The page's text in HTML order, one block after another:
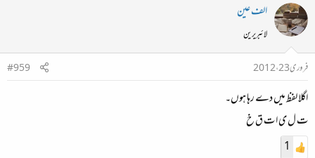
الف عین
لائبریرین
فروری 23، 2012
#959
اگلا لفظ میں دے رہا ہوں۔
ت ل ی ا ت ق خ
1